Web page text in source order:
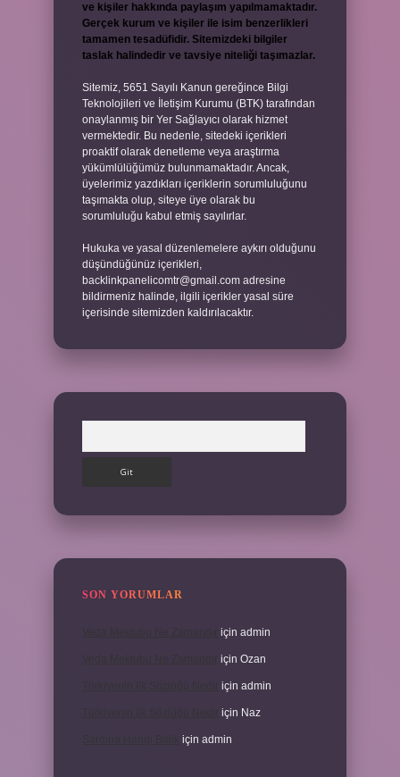
ve kişiler hakkında paylaşım yapılmamaktadır.
Gerçek kurum ve kişiler ile isim benzerlikleri
tamamen tesadüfidir. Sitemizdeki bilgiler
taslak halindedir ve tavsiye niteliği taşımazlar.
Sitemiz, 5651 Sayılı Kanun gereğince Bilgi
Teknolojileri ve İletişim Kurumu (BTK) tarafından
onaylanmış bir Yer Sağlayıcı olarak hizmet
vermektedir. Bu nedenle, sitedeki içerikleri
proaktif olarak denetleme veya araştırma
yükümlülüğümüz bulunmamaktadır. Ancak,
üyelerimiz yazdıkları içeriklerin sorumluluğunu
taşımakta olup, siteye üye olarak bu
sorumluluğu kabul etmiş sayılırlar.
Hukuka ve yasal düzenlemelere aykırı olduğunu
düşündüğünüz içerikleri,
backlinkpanelicomtr@gmail.com adresine
bildirmeniz halinde, ilgili içerikler yasal süre
içerisinde sitemizden kaldırılacaktır.
SON YORUMLAR
için admin
için Ozan
Türkiyenin Ilk Sözlüğü Nedir için admin
Türkiyenin Ilk Sözlüğü Nedir için Naz
için admin